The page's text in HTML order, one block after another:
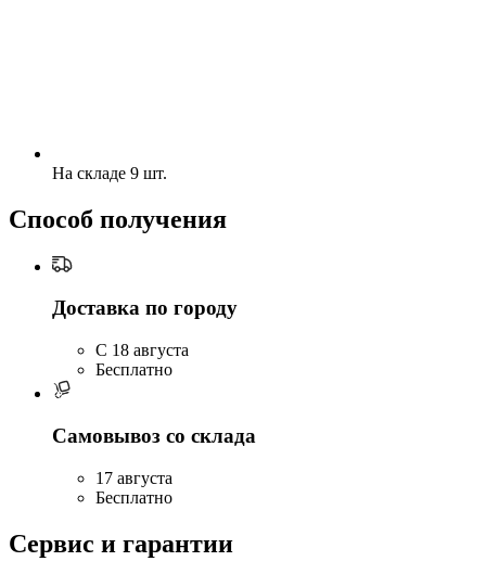
На складе 9 шт.
Способ получения
Доставка по городу
C 18 августа
Бесплатно
Самовывоз со склада
17 августа
Бесплатно
Сервис и гарантии